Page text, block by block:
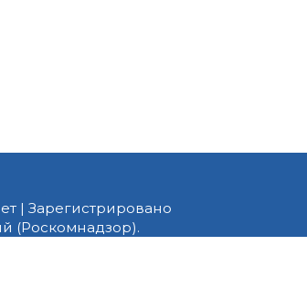
| Зарегистрировано
(Роскомнадзор).